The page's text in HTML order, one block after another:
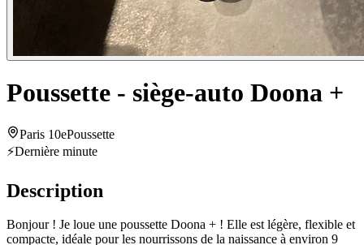
Poussette - siège-auto Doona +
Paris 10ePoussette
⚡Dernière minute
Description
Bonjour ! Je loue une poussette Doona + ! Elle est légère, flexible et
compacte, idéale pour les nourrissons de la naissance à environ 9